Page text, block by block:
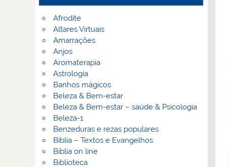
Afrodite
Altares Virtuais
Amarrações
Anjos
Aromaterapia
Astrologia
Banhos mágicos
Beleza & Bem-estar
Beleza & Bem-estar – saúde & Psicologia
Beleza-1
Benzeduras e rezas populares
Bíblia – Textos e Evangelhos
Biblia on line
Biblioteca